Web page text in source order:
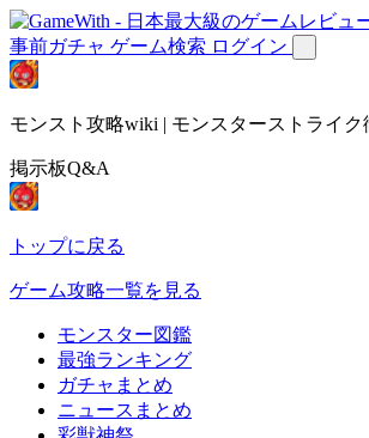
事前ガチャ ゲーム検索 ログイン
モンスト攻略wiki | モンスターストライク
掲示板Q&A
トップに戻る
ゲーム攻略一覧を見る
モンスター図鑑
最強ランキング
ガチャまとめ
ニュースまとめ